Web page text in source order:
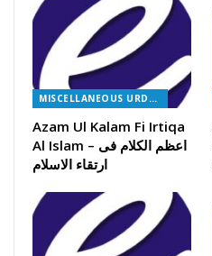
MISCELLANEOUS URDU BOOKS
Azam Ul Kalam Fi Irtiqa
Al Islam – اعظم الکلام فی
ارتقاء الاسلام